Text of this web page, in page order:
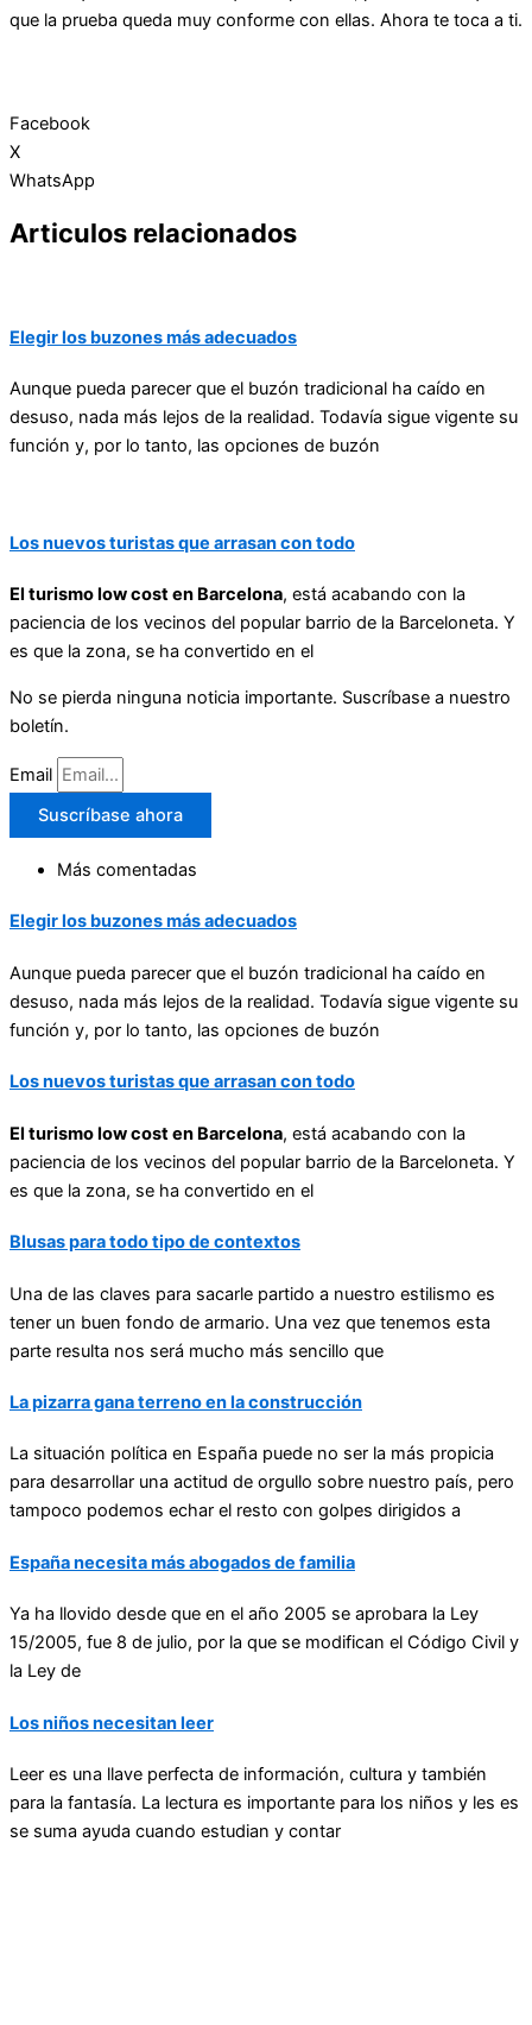
que la prueba queda muy conforme con ellas. Ahora te toca a ti.
Facebook
X
WhatsApp
Articulos relacionados
Elegir los buzones más adecuados
Aunque pueda parecer que el buzón tradicional ha caído en
desuso, nada más lejos de la realidad. Todavía sigue vigente su
función y, por lo tanto, las opciones de buzón
Los nuevos turistas que arrasan con todo
El turismo low cost en Barcelona, está acabando con la
paciencia de los vecinos del popular barrio de la Barceloneta. Y
es que la zona, se ha convertido en el
No se pierda ninguna noticia importante. Suscríbase a nuestro
boletín.
Email
Suscríbase ahora
Más comentadas
Elegir los buzones más adecuados
Aunque pueda parecer que el buzón tradicional ha caído en
desuso, nada más lejos de la realidad. Todavía sigue vigente su
función y, por lo tanto, las opciones de buzón
Los nuevos turistas que arrasan con todo
El turismo low cost en Barcelona, está acabando con la
paciencia de los vecinos del popular barrio de la Barceloneta. Y
es que la zona, se ha convertido en el
Blusas para todo tipo de contextos
Una de las claves para sacarle partido a nuestro estilismo es
tener un buen fondo de armario. Una vez que tenemos esta
parte resulta nos será mucho más sencillo que
La pizarra gana terreno en la construcción
La situación política en España puede no ser la más propicia
para desarrollar una actitud de orgullo sobre nuestro país, pero
tampoco podemos echar el resto con golpes dirigidos a
España necesita más abogados de familia
Ya ha llovido desde que en el año 2005 se aprobara la Ley
15/2005, fue 8 de julio, por la que se modifican el Código Civil y
la Ley de
Los niños necesitan leer
Leer es una llave perfecta de información, cultura y también
para la fantasía. La lectura es importante para los niños y les es
se suma ayuda cuando estudian y contar